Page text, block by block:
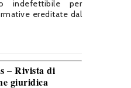
indefettibile per
ereditate dal
– Rivista di
giuridica